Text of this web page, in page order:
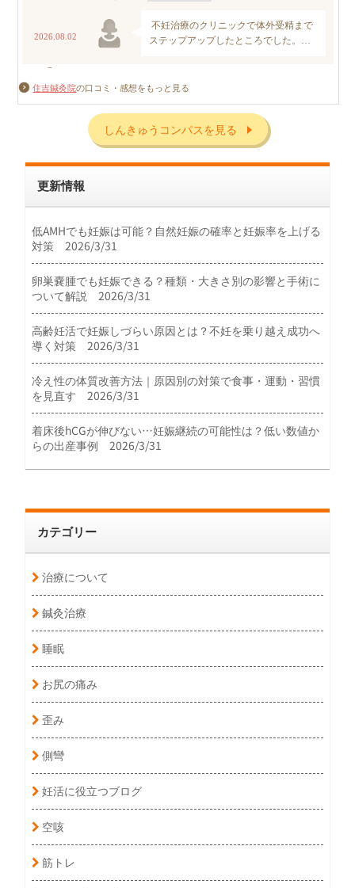
住吉鍼灸院の口コミ・感想をもっと見る
しんきゅうコンパスを見る
更新情報
低AMHでも妊娠は可能？自然妊娠の確率と妊娠率を上げる
対策 2026/3/31
卵巣嚢腫でも妊娠できる？種類・大きさ別の影響と手術に
ついて解説 2026/3/31
高齢妊活で妊娠しづらい原因とは？不妊を乗り越え成功へ
導く対策 2026/3/31
冷え性の体質改善方法｜原因別の対策で食事・運動・習慣
を見直す 2026/3/31
着床後hCGが伸びない…妊娠継続の可能性は？低い数値か
らの出産事例 2026/3/31
カテゴリー
治療について
鍼灸治療
睡眠
お尻の痛み
歪み
側彎
妊活に役立つブログ
空咳
筋トレ